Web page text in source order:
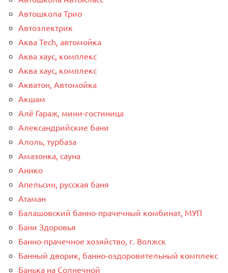
Автошкола Трио
Автоэлектрик
Аква Tech, автомойка
Аква хаус, комплекс
Аква хаус, комплекс
Акватон, Автомойка
Акшам
Алё Гараж, мини-гостиница
Александрийские бани
Алоль, турбаза
Амазонка, сауна
Анико
Апельсин, русская баня
Атаман
Балашовский банно-прачечный комбинат, МУП
Бани Здоровья
Банно-прачечное хозяйство, г. Волжск
Банный дворик, банно-оздоровительный комплекс
Банька на Солнечной